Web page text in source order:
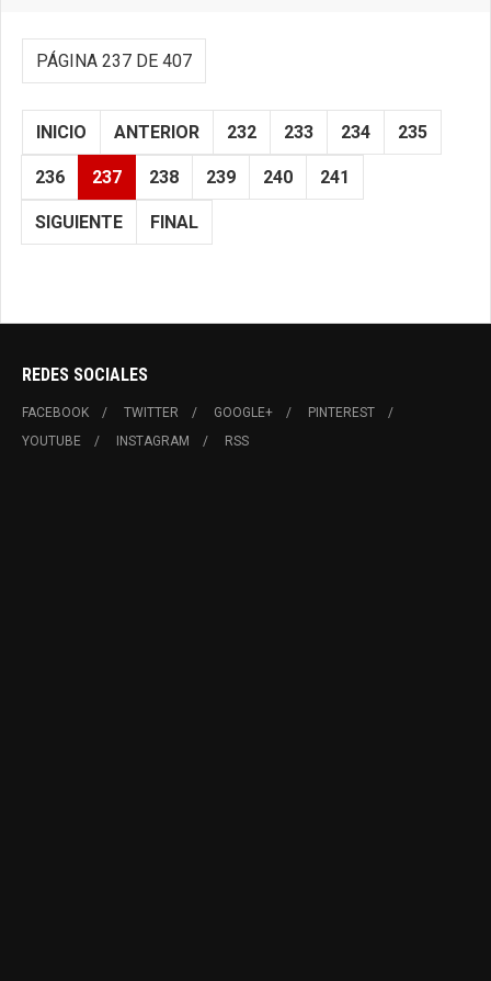
PÁGINA 237 DE 407
INICIO ANTERIOR 232 233 234 235
236 237 238 239 240 241
SIGUIENTE FINAL
REDES SOCIALES
FACEBOOK TWITTER GOOGLE+
PINTEREST
YOUTUBE
INSTAGRAM RSS